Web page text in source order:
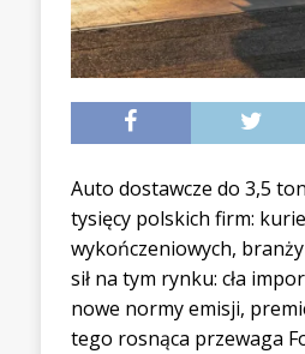
Auto dostawcze do 3,5
tysięcy polskich firm:
wykończeniowych,
sił na tym rynku: cła
nowe normy emisji,
tego rosnąca przewaga